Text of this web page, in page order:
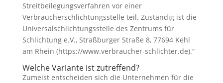
Streitbeilegungsverfahren vor einer
Verbraucherschlichtungsstelle teil. Zuständig ist die
Universalschlichtungsstelle des Zentrums für
Schlichtung e.V., Straßburger Straße 8, 77694 Kehl
am Rhein (https://www.verbraucher-schlichter.de).“
Welche Variante ist zutreffend?
Zumeist entscheiden sich die Unternehmen für die